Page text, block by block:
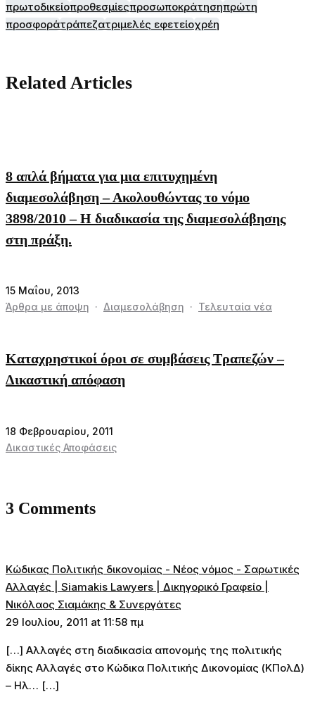
πρωτοδικείοπροθεσμίεςπροσωποκράτησηπρώτη
προσφοράτράπεζατριμελές εφετείοχρέη
Related Articles
8 απλά βήματα για μια επιτυχημένη
διαμεσολάβηση – Ακολουθώντας το νόμο
3898/2010 – Η διαδικασία της διαμεσολάβησης
στη πράξη.
15 Μαΐου, 2013
Άρθρα με άποψη · Διαμεσολάβηση · Τελευταία νέα
Καταχρηστικοί όροι σε συμβάσεις Τραπεζών –
Δικαστική απόφαση
18 Φεβρουαρίου, 2011
Δικαστικές Αποφάσεις
3 Comments
Κώδικας Πολιτικής δικονομίας - Νέος νόμος - Σαρωτικές
Αλλαγές | Siamakis Lawyers | Δικηγορικό Γραφείο |
Νικόλαος Σιαμάκης & Συνεργάτες
29 Ιουλίου, 2011 at 11:58 πμ
[…] Αλλαγές στη διαδικασία απονομής της πολιτικής
δίκης Αλλαγές στο Κώδικα Πολιτικής Δικονομίας (ΚΠολΔ)
– Ηλ… […]